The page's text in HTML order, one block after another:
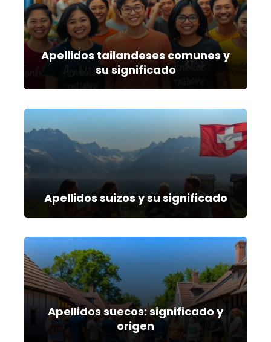
Apellidos tailandeses comunes y
su significado
Apellidos suizos y su significado
Apellidos suecos: significado y
origen